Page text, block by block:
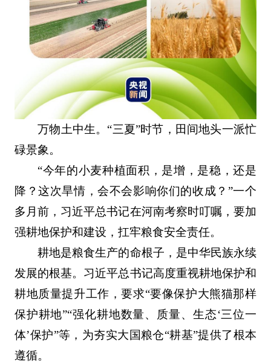
万物土中生。“三夏”时节，田间地头一派忙
碌景象。
“今年的小麦种植面积，是增，是稳，还是
降？这次旱情，会不会影响你们的收成？”一个
多月前，习近平总书记在河南考察时叮嘱，要加
强耕地保护和建设，扛牢粮食安全责任。
耕地是粮食生产的命根子，是中华民族永续
发展的根基。习近平总书记高度重视耕地保护和
耕地质量提升工作，要求“要像保护大熊猫那样
保护耕地”“强化耕地数量、质量、生态‘三位一
体’保护”等，为夯实大国粮仓“耕基”提供了根本
遵循。